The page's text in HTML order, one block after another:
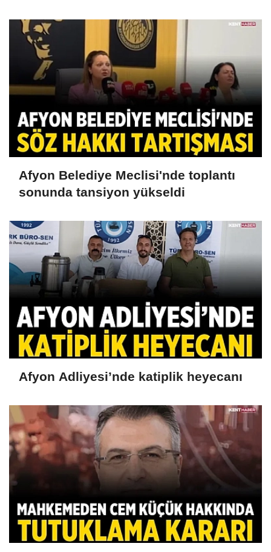
Afyon Belediye Meclisi'nde toplantı
sonunda tansiyon yükseldi
Afyon Adliyesi’nde katiplik heyecanı